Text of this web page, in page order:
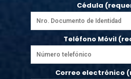
Cédula
Teléfono Móvil
Correo electrónico